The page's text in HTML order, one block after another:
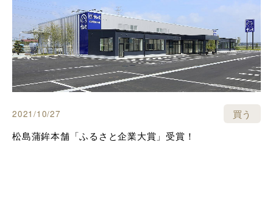
2021/10/27
買う
松島蒲鉾本舗「ふるさと企業大賞」受賞！